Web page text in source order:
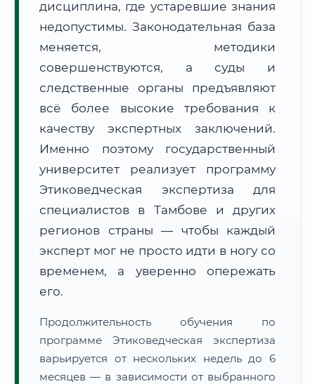
Формат учебы:
Дистанционно
🗺️ Зона обслуживания: г. Тамбов
• Маршрут транзита: ~2 691 км
📜 Документы и аккредитация ФИС ФРДО
Нажмите на документ для увеличения и просмотра
дисциплина, где устаревшие знания
недопустимы. Законодательная база
меняется, методики
совершенствуются, а суды и
следственные органы предъявляют
всё более высокие требования к
качеству экспертных заключений.
Именно поэтому государственный
университет реализует программу
Этиковедческая экспертиза для
специалистов в Тамбове и других
регионов страны — чтобы каждый
эксперт мог не просто идти в ногу со
временем, а уверенно опережать
его.
Продолжительность обучения по
программе Этиковедческая экспертиза
варьируется от нескольких недель до 6
месяцев — в зависимости от выбранного